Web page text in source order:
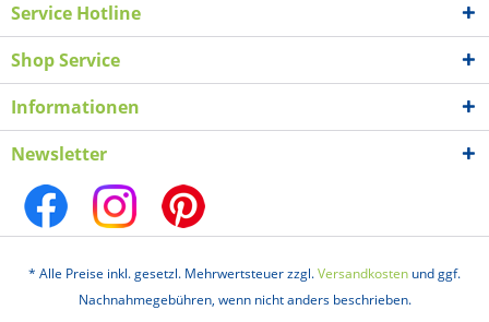
Service Hotline
Shop Service
Informationen
Newsletter
* Alle Preise inkl. gesetzl. Mehrwertsteuer zzgl.Versandkosten und ggf.
Nachnahmegebühren, wenn nicht anders beschrieben.